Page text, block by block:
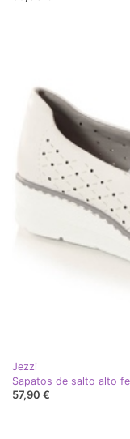
Jezzi
Sapatos de salto alto
57,90 €